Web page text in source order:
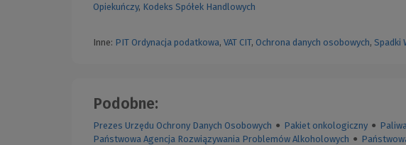
Opiekuńczy, Kodeks Spółek Handlowych
Inne: PIT Ordynacja podatkowa, VAT CIT, Ochrona danych osobowych, Spadki
Podobne:
Prezes Urzędu Ochrony Danych Osobowych ● Pakiet onkologiczny ●
Państwowa Agencja Rozwiązywania Problemów Alkoholowych ●